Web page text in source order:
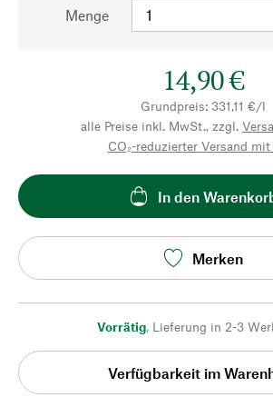
Menge
14,90 €
Grundpreis: 331,11 €/l
alle Preise inkl. MwSt., zzgl.
CO₂-reduzierter Versand mit
In den
Merken
Vorrätig, Lieferung in 2-3
Verfügbarkeit im